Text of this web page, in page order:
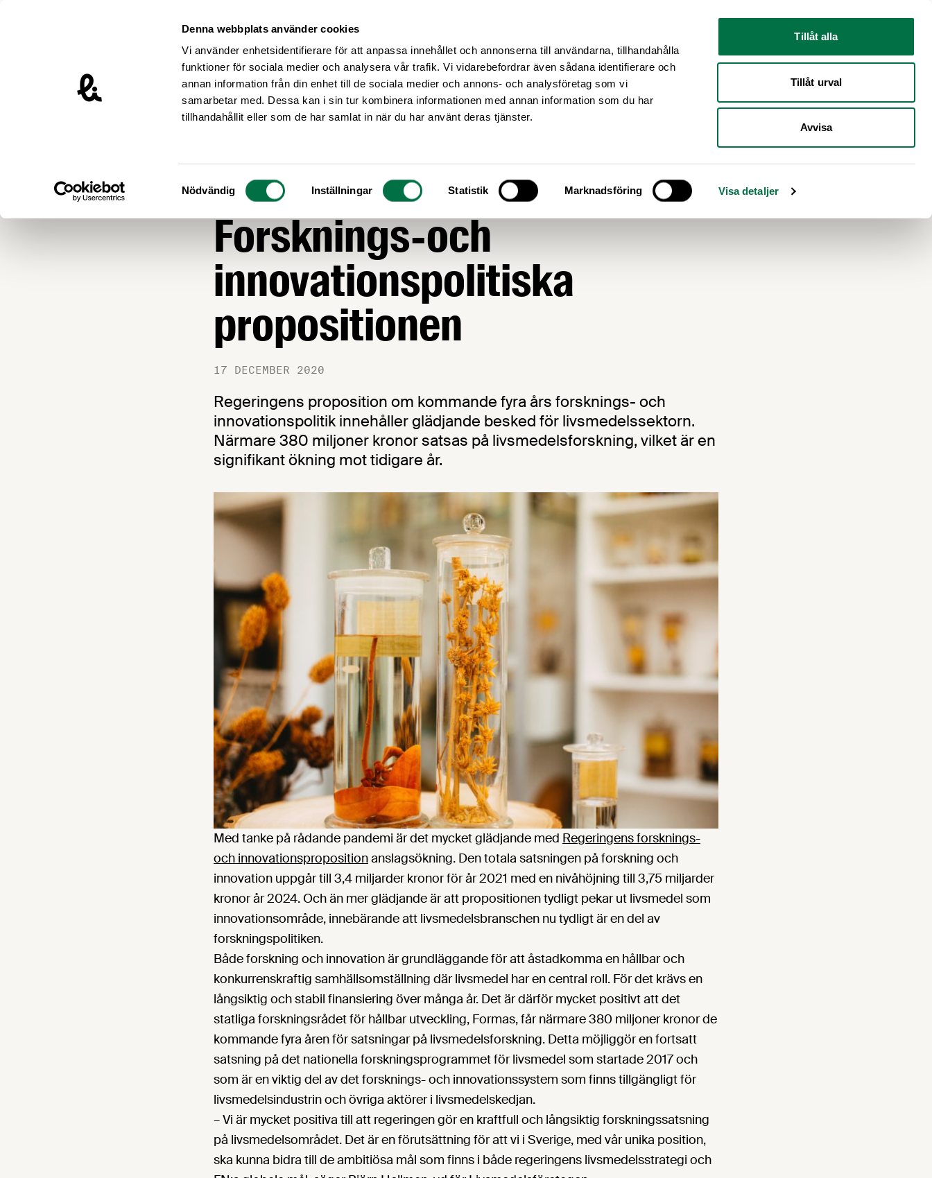
Denna webbplats använder cookies
Vi använder enhetsidentifierare för att anpassa innehållet och annonserna till användarna, tillhandahålla
funktioner för sociala medier och analysera vår trafik. Vi vidarebefordrar även sådana identifierare och
annan information från din enhet till de sociala medier och annons- och analysföretag som vi
samarbetar med. Dessa kan i sin tur kombinera informationen med annan information som du har
tillhandahållit eller som de har samlat in när du har använt deras tjänster.
Samtyckesval
Nödvändig Inställningar Statistik Marknadsföring Visa detaljer
Tillåt alla
Tillåt urval
Avvisa
Livsmedelsföretagen – till startsidan
Nyheter
Glädjande besked i
Forsknings-och
innovationspolitiska
propositionen
17 DECEMBER 2020
Regeringens proposition om kommande fyra års forsknings- och
innovationspolitik innehåller glädjande besked för livsmedelssektorn.
Närmare 380 miljoner kronor satsas på livsmedelsforskning, vilket är en
signifikant ökning mot tidigare år.
Med tanke på rådande pandemi är det mycket glädjande med Regeringens forsknings-
och innovationspropositionanslagsökning. Den totala satsningen på forskning och
innovation uppgår till 3,4 miljarder kronor för år 2021 med en nivåhöjning till 3,75 miljarder
kronor år 2024. Och än mer glädjande är att propositionen tydligt pekar ut livsmedel som
innovationsområde, innebärande att livsmedelsbranschen nu tydligt är en del av
forskningspolitiken.
Både forskning och innovation är grundläggande för att åstadkomma en hållbar och
konkurrenskraftig samhällsomställning där livsmedel har en central roll. För det krävs en
långsiktig och stabil finansiering över många år. Det är därför mycket positivt att det
statliga forskningsrådet för hållbar utveckling, Formas, får närmare 380 miljoner kronor de
kommande fyra åren för satsningar på livsmedelsforskning. Detta möjliggör en fortsatt
satsning på det nationella forskningsprogrammet för livsmedel som startade 2017 och
som är en viktig del av det forsknings- och innovationssystem som finns tillgängligt för
livsmedelsindustrin och övriga aktörer i livsmedelskedjan.
– Vi är mycket positiva till att regeringen gör en kraftfull och långsiktig forskningssatsning
på livsmedelsområdet. Det är en förutsättning för att vi i Sverige, med vår unika position,
ska kunna bidra till de ambitiösa mål som finns i både regeringens livsmedelsstrategi och